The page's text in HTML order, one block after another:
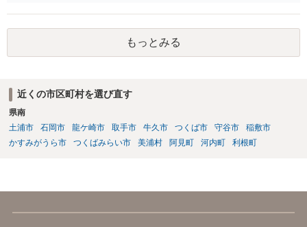
ょう。
もっとみる
近くの市区町村を選び直す
県南
土浦市
石岡市 龍ケ崎市 取手市 牛久市 つくば市 守谷市
稲敷市
かすみがうら市
つくばみらい市 美浦村 阿見町 河内町 利根町